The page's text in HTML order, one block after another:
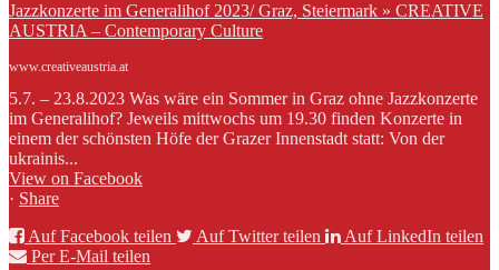
Jazzkonzerte im Generalihof 2023/ Graz, Steiermark » CREATIVE
AUSTRIA – Contemporary Culture
www.creativeaustria.at
5.7. – 23.8.2023 Was wäre ein Sommer in Graz ohne Jazzkonzerte
im Generalihof? Jeweils mittwochs um 19.30 finden Konzerte in
einem der schönsten Höfe der Grazer Innenstadt statt: Von der
ukrainis...
View on Facebook
· Share
Auf Facebook teilen
Auf Twitter teilen
Auf LinkedIn teilen
Per E-Mail teilen